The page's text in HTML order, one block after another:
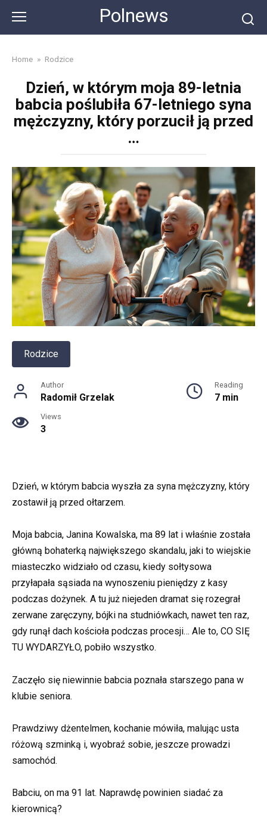
content
Polnews
Home » Rodzice
Dzień, w którym moja 89-letnia
babcia poślubiła 67-letniego syna
mężczyzny, który porzucił ją przed
…
Rodzice
Author
Radomił Grzelak
Reading
7 min
Views
3
Dzień, w którym babcia wyszła za syna mężczyzny, który
zostawił ją przed ołtarzem.
Moja babcia, Janina Kowalska, ma 89 lat i właśnie została
główną bohaterką największego skandalu, jaki to wiejskie
miasteczko widziało od czasu, kiedy sołtysowa
przyłapała sąsiada na wynoszeniu pieniędzy z kasy
podczas dożynek. A tu już niejeden dramat się rozegrał
zerwane zaręczyny, bójki na studniówkach, nawet ten raz,
gdy runął dach kościoła podczas procesji… Ale to, CO SIĘ
TU WYDARZYŁO, pobiło wszystko.
Zaczęło się niewinnie babcia poznała starszego pana w
klubie seniora.
Prawdziwy dżentelmen, kochanie mówiła, malując usta
różową szminką i, wyobraź sobie, jeszcze prowadzi
samochód.
Babciu, on ma 91 lat. Naprawdę powinien siadać za
kierownicą?